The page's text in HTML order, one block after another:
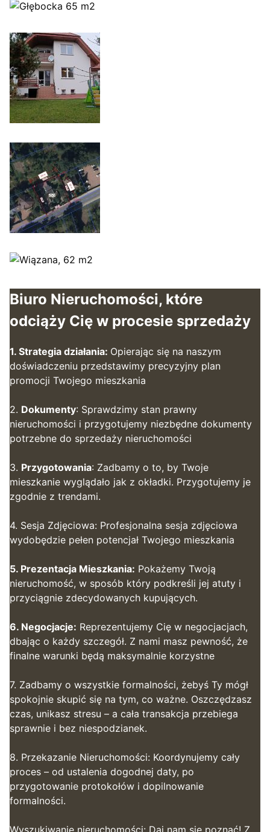
Biuro Nieruchomości, które
odciąży Cię w procesie sprzedaży
1. Strategia działania: Opierając się na naszym
doświadczeniu przedstawimy precyzyjny plan
promocji Twojego mieszkania
2. Dokumenty: Sprawdzimy stan prawny
nieruchomości i przygotujemy niezbędne dokumenty
potrzebne do sprzedaży nieruchomości
3. Przygotowania: Zadbamy o to, by Twoje
mieszkanie wyglądało jak z okładki. Przygotujemy je
zgodnie z trendami.
4. Sesja Zdjęciowa: Profesjonalna sesja zdjęciowa
wydobędzie pełen potencjał Twojego mieszkania
5. Prezentacja Mieszkania: Pokażemy Twoją
nieruchomość, w sposób który podkreśli jej atuty i
przyciągnie zdecydowanych kupujących.
6. Negocjacje: Reprezentujemy Cię w negocjacjach,
dbając o każdy szczegół. Z nami masz pewność, że
finalne warunki będą maksymalnie korzystne
7. Zadbamy o wszystkie formalności, żebyś Ty mógł
spokojnie skupić się na tym, co ważne. Oszczędzasz
czas, unikasz stresu – a cała transakcja przebiega
sprawnie i bez niespodzianek.
8. Przekazanie Nieruchomości: Koordynujemy cały
proces – od ustalenia dogodnej daty, po
przygotowanie protokołów i dopilnowanie
formalności.
Wyszukiwanie nieruchomości: Daj nam się poznać! Z